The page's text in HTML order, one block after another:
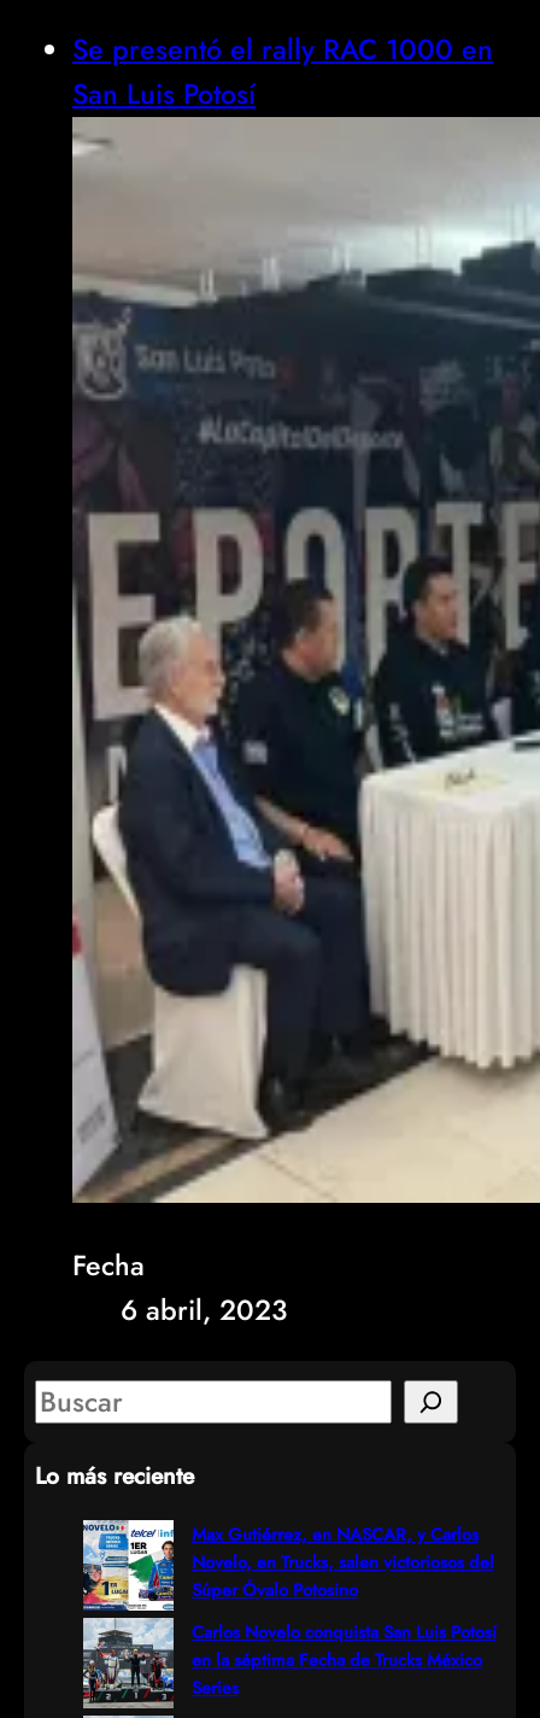
Se presentó el rally RAC 1000 en
San Luis Potosí
Fecha
6 abril, 2023
S
a
Lo más reciente
Max Gutiérrez, en NASCAR, y Carlos
Novelo, en Trucks, salen victoriosos del
Súper Óvalo Potosino
Carlos Novelo conquista San Luis Potosí
en la séptima Fecha de Trucks México
Series